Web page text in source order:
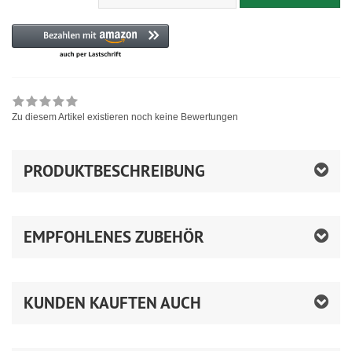
Zu diesem Artikel existieren noch keine Bewertungen
PRODUKTBESCHREIBUNG
EMPFOHLENES ZUBEHÖR
KUNDEN KAUFTEN AUCH